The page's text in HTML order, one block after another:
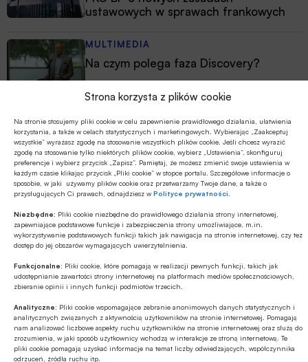
Strona korzysta z plików cookie
Na stronie stosujemy pliki cookie w celu zapewnienie prawidłowego działania, ułatwienia
korzystania, a także w celach statystycznych i marketingowych. Wybierając „Zaakceptuj
wszystkie” wyrażasz zgodę na stosowanie wszystkich plików cookie. Jeśli chcesz wyrazić
zgodę na stosowanie tylko niektórych plików cookie, wybierz „Ustawienia”, skonfiguruj
preferencje i wybierz przycisk „Zapisz”. Pamiętaj, że możesz zmienić swoje ustawienia w
każdym czasie klikając przycisk „Pliki cookie” w stopce portalu. Szczegółowe informacje o
sposobie, w jaki używamy plików cookie oraz przetwarzamy Twoje dane, a także o
przysługujących Ci prawach, odnajdziesz wPolityce prywatności
Niezbędne: Pliki cookie niezbędne do prawidłowego działania strony internetowej,
zapewniające podstawowe funkcje i zabezpieczenia strony umożliwiające, m.in.
wykorzystywanie podstawowych funkcji takich jak nawigacja na stronie internetowej, czy tez
dostęp do jej obszarów wymagających uwierzytelnienia.
Funkcjonalne: Pliki cookie, które pomagają w realizacji pewnych funkcji, takich jak
udostępnianie zawartości strony internetowej na platformach mediów społecznościowych,
zbieranie opinii i innych funkcji podmiotów trzecich.
Analityczne: Pliki cookie wspomagające zebranie anonimowych danych statystycznych i
analitycznych związanych z aktywnością użytkowników na stronie internetowej. Pomagają
nam analizować liczbowe aspekty ruchu użytkowników na stronie internetowej oraz służą do
zrozumienia, w jaki sposób użytkownicy wchodzą w interakcje ze stroną internetową. Te
pliki cookie pomagają uzyskać informacje na temat liczby odwiedzających, współczynnika
odrzuceń, źródła ruchu itp.
ustawowych w sprawach frankowych
MULTIMEDIA
Na czym polega faza Discovery?
Najnowsze
EDUKACJA FINANSOWA